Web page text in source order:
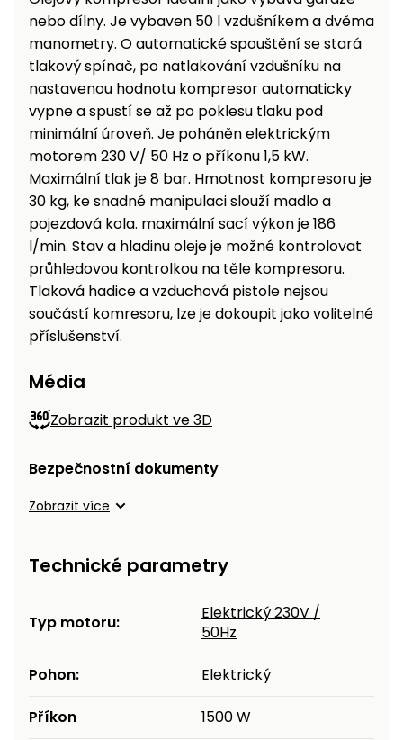
nebo dílny. Je vybaven 50 l vzdušníkem a dvěma
manometry. O automatické spouštění se stará
tlakový spínač, po natlakování vzdušníku na
nastavenou hodnotu kompresor automaticky
vypne a spustí se až po poklesu tlaku pod
minimální úroveň. Je poháněn elektrickým
motorem 230 V/ 50 Hz o příkonu 1,5 kW.
Maximální tlak je 8 bar. Hmotnost kompresoru je
30 kg, ke snadné manipulaci slouží madlo a
pojezdová kola. maximální sací výkon je 186
l/min. Stav a hladinu oleje je možné kontrolovat
průhledovou kontrolkou na těle kompresoru.
Tlaková hadice a vzduchová pistole nejsou
součástí komresoru, lze je dokoupit jako volitelné
příslušenství.
Média
Zobrazit produkt ve 3D
Bezpečnostní dokumenty
Zobrazit více
Technické parametry
Typ motoru:
Elektrický 230V /
50Hz
Pohon: Elektrický
Příkon 1500 W